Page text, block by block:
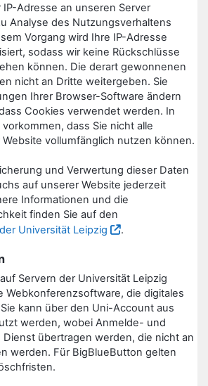
Adresse an unseren Server
Analyse des Nutzungsverhaltens
Vorgang wird Ihre IP-Adresse
sodass wir keine Rückschlüsse
können. Die derart gewonnenen
nicht an Dritte weitergeben. Sie
Ihrer Browser-Software ändern
Cookies verwendet werden. In
dass Sie nicht alle
vollumfänglich nutzen können.
und Verwertung dieser Daten
auf unserer Website jederzeit
Informationen und die
finden Sie auf den
Universität Leipzig
.
Servern der Universität Leipzig
Webkonferenzsoftware, die digitales
kann über den Uni-Account aus
werden, wobei Anmelde- und
übertragen werden, die nicht an
werden. Für BigBlueButton gelten